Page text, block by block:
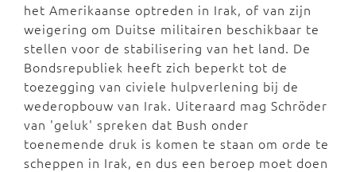
het Amerikaanse optreden in Irak, of van zijn
weigering om Duitse militairen beschikbaar te
stellen voor de stabilisering van het land. De
Bondsrepubliek heeft zich beperkt tot de
toezegging van civiele hulpverlening bij de
wederopbouw van Irak. Uiteraard mag Schröder
van 'geluk' spreken dat Bush onder
toenemende druk is komen te staan om orde te
scheppen in Irak, en dus een beroep moet doen